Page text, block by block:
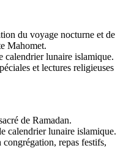
du voyage nocturne et de
Mahomet.
calendrier lunaire islamique.
et lectures religieuses
de Ramadan.
calendrier lunaire islamique.
repas festifs,